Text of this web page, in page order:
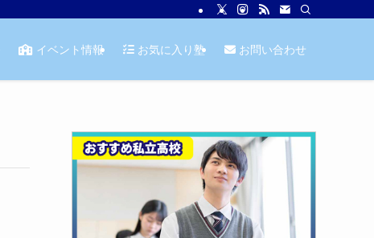
イベント情報 お気に入り塾 お問い合わせ